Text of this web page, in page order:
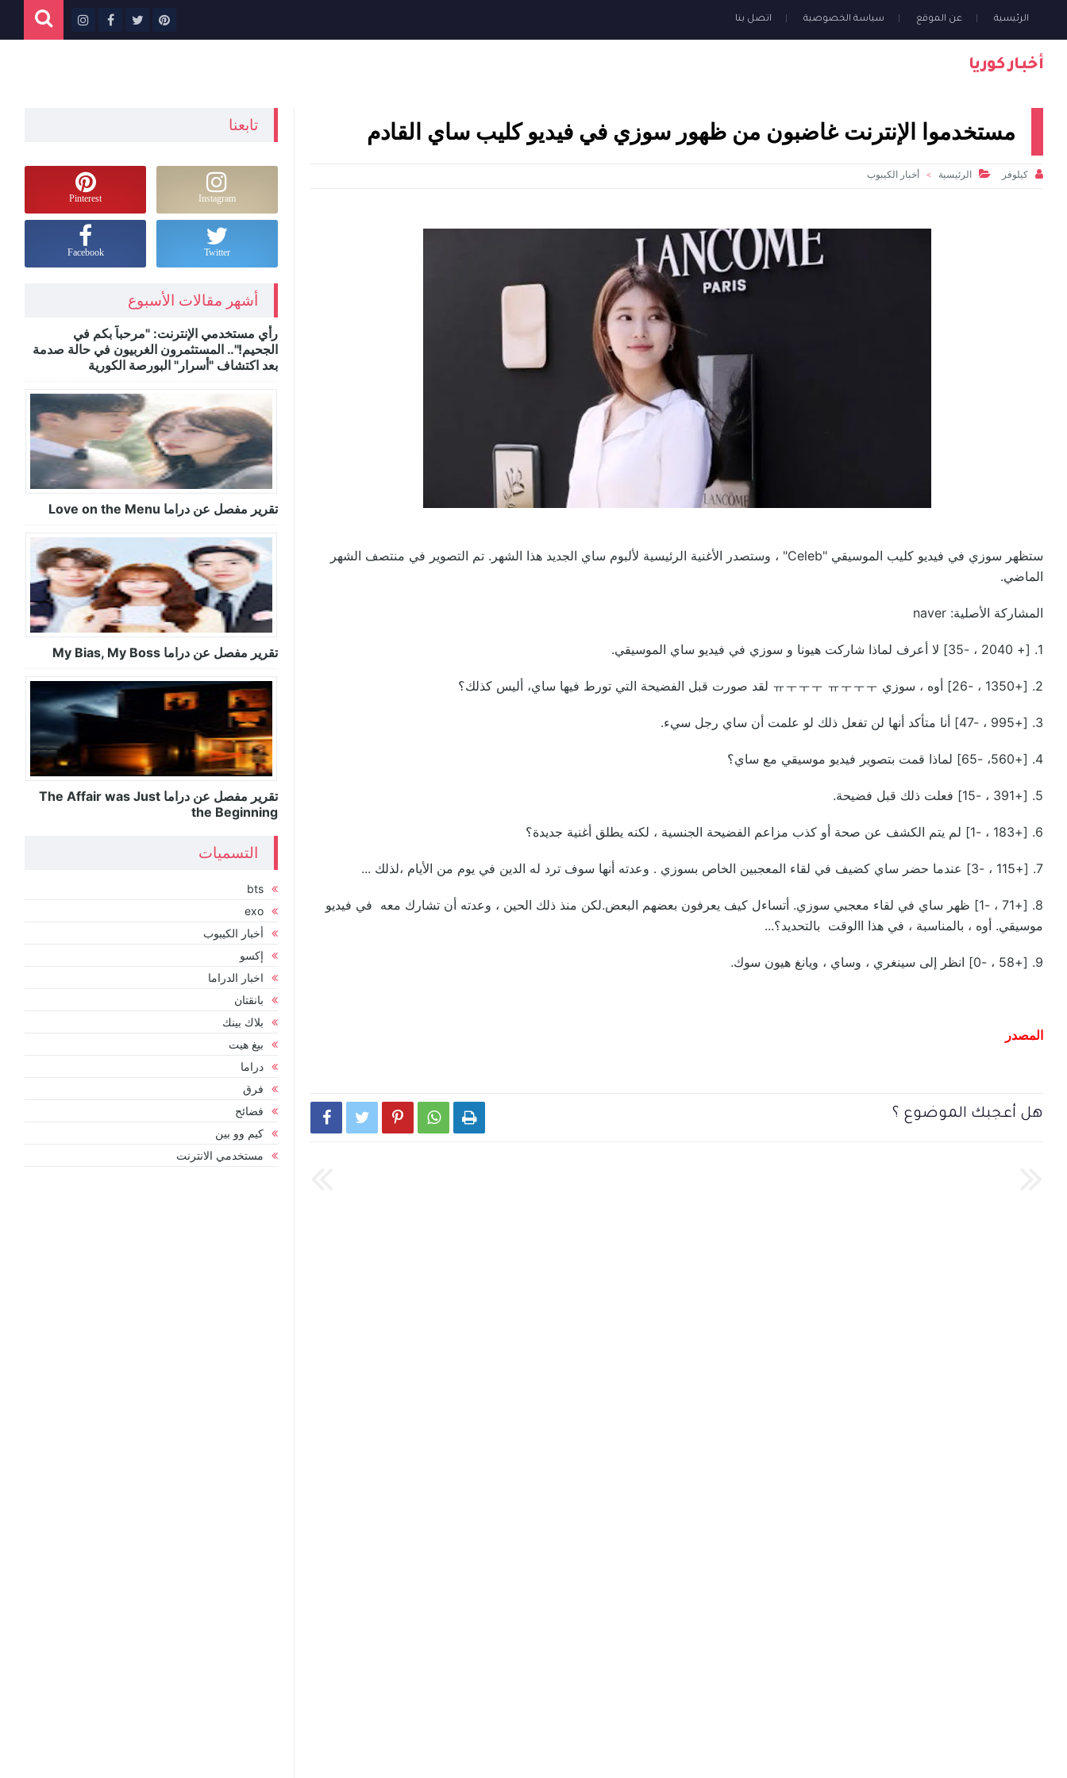
الرئيسية عن الموقع سياسة الخصوصية اتصل بنا
أخبار كوريا
مستخدموا الإنترنت غاضبون من ظهور سوزي في فيديو كليب ساي القادم
 كيلوفر  الرئيسية > أخبار الكيبوب
ستظهر سوزي في فيديو كليب الموسيقي "Celeb" ، وستصدر الأغنية الرئيسية لألبوم ساي الجديد هذا الشهر. تم التصوير في منتصف الشهر
الماضي.
المشاركة الأصلية: naver
1. [+ 2040 ، -35] لا أعرف لماذا شاركت هيونا و سوزي في فيديو ساي الموسيقي.
2. [+1350 ، -26] أوه ، سوزي ㅠㅜㅜㅜ ㅠㅜㅜㅜ لقد صورت قبل الفضيحة التي تورط فيها ساي، أليس كذلك؟
3. [+995 ، -47] أنا متأكد أنها لن تفعل ذلك لو علمت أن ساي رجل سيء.
4. [+560، -65] لماذا قمت بتصوير فيديو موسيقي مع ساي؟
5. [+391 ، -15] فعلت ذلك قبل فضيحة.
6. [+183 ، -1] لم يتم الكشف عن صحة أو كذب مزاعم الفضيحة الجنسية ، لكنه يطلق أغنية جديدة؟
7. [+115 ، -3] عندما حضر ساي كضيف في لقاء المعجبين الخاص بسوزي . وعدته أنها سوف ترد له الدين في يوم من الأيام ،لذلك ...
8. [+71 ، -1] ظهر ساي في لقاء معجبي سوزي. أتساءل كيف يعرفون بعضهم البعض.لكن منذ ذلك الحين ، وعدته أن تشارك معه في فيديو
موسيقي. أوه ، بالمناسبة ، في هذا االوقت بالتحديد؟...
9. [+58 ، -0] انظر إلى سينغري ، وساي ، ويانغ هيون سوك.
المصدر
هل أعجبك الموضوع ؟     
تابعنا
Instagram
Pinterest
Twitter
Facebook
أشهر مقالات الأسبوع
رأي مستخدمي الإنترنت: "مرحباً بكم في
الجحيم!".. المستثمرون الغربيون في حالة صدمة
بعد اكتشاف "أسرار" البورصة الكورية
تقرير مفصل عن دراما Love on the Menu
تقرير مفصل عن دراما My Bias, My Boss
تقرير مفصل عن دراما The Affair was Just
the Beginning
التسميات
bts
exo
أخبار الكيبوب
إكسو
اخبار الدراما
بانقتان
بلاك بينك
بيغ هيت
دراما
فرق
فضائح
كيم وو بين
مستخدمي الانترنت